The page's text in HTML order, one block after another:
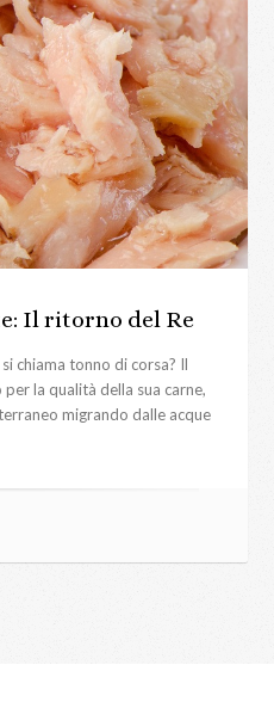
Il ritorno del Re
chiama tonno di corsa? Il
la qualità della sua carne,
migrando dalle acque